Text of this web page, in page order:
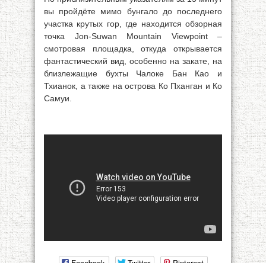
вы пройдёте мимо бунгало до последнего
участка крутых гор, где находится обзорная
точка Jon-Suwan Mountain Viewpoint –
смотровая площадка, откуда открывается
фантастический вид, особенно на закате, на
близлежащие бухты Чалоке Бан Као и
Тхианок, а также на острова Ко Пханган и Ко
Самуи.